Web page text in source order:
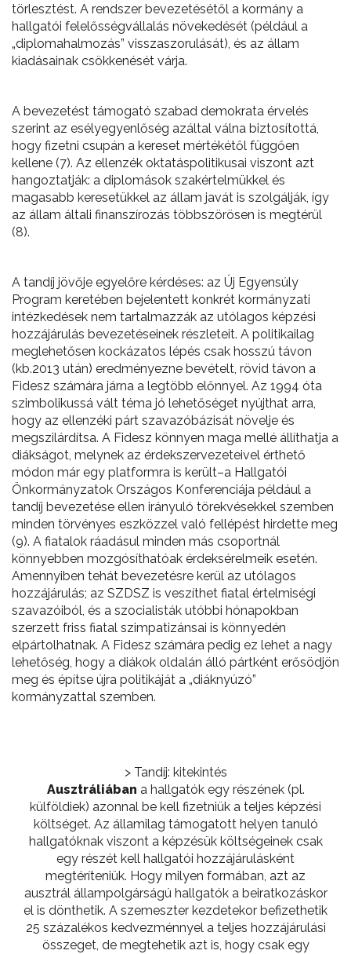
törlesztést. A rendszer bevezetésétől a kormány a
hallgatói felelősségvállalás növekedését (például a
„diplomahalmozás” visszaszorulását), és az állam
kiadásainak csökkenését várja.
A bevezetést támogató szabad demokrata érvelés
szerint az esélyegyenlőség azáltal válna biztosítottá,
hogy fizetni csupán a kereset mértékétől függően
kellene (7). Az ellenzék oktatáspolitikusai viszont azt
hangoztatják: a diplomások szakértelmükkel és
magasabb keresetükkel az állam javát is szolgálják, így
az állam általi finanszírozás többszörösen is megtérül
(8).
A tandíj jövője egyelőre kérdéses: az Új Egyensúly
Program keretében bejelentett konkrét kormányzati
intézkedések nem tartalmazzák az utólagos képzési
hozzájárulás bevezetéseinek részleteit. A politikailag
meglehetősen kockázatos lépés csak hosszú távon
(kb.2013 után) eredményezne bevételt, rövid távon a
Fidesz számára járna a legtöbb előnnyel. Az 1994 óta
szimbolikussá vált téma jó lehetőséget nyújthat arra,
hogy az ellenzéki párt szavazóbázisát növelje és
megszilárdítsa. A Fidesz könnyen maga mellé állíthatja a
diákságot, melynek az érdekszervezeteivel érthető
módon már egy platformra is került–a Hallgatói
Önkormányzatok Országos Konferenciája például a
tandíj bevezetése ellen irányuló törekvésekkel szemben
minden törvényes eszközzel való fellépést hirdette meg
(9). A fiatalok ráadásul minden más csoportnál
könnyebben mozgósíthatóak érdeksérelmeik esetén.
Amennyiben tehát bevezetésre kerül az utólagos
hozzájárulás; az SZDSZ is veszíthet fiatal értelmiségi
szavazóiból, és a szocialisták utóbbi hónapokban
szerzett friss fiatal szimpatizánsai is könnyedén
elpártolhatnak. A Fidesz számára pedig ez lehet a nagy
lehetőség, hogy a diákok oldalán álló pártként erősödjön
meg és építse újra politikáját a „diáknyúzó”
kormányzattal szemben.
> Tandíj: kitekintés
Ausztráliában a hallgatók egy részének (pl.
külföldiek) azonnal be kell fizetniük a teljes képzési
költséget. Az államilag támogatott helyen tanuló
hallgatóknak viszont a képzésük költségeinek csak
egy részét kell hallgatói hozzájárulásként
megtéríteniük. Hogy milyen formában, azt az
ausztrál állampolgárságú hallgatók a beiratkozáskor
el is dönthetik. A szemeszter kezdetekor befizethetik
25 százalékos kedvezménnyel a teljes hozzájárulási
összeget, de megtehetik azt is, hogy csak egy